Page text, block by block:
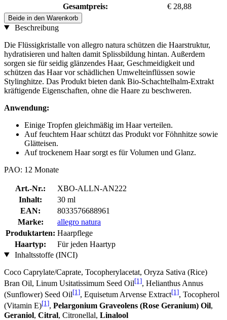
Gesamtpreis:
€ 28,88
Beide in den Warenkorb
Beschreibung
Die Flüssigkristalle von allegro natura schützen die Haarstruktur,
hydratisieren und halten damit Splissbildung hintan. Außerdem
sorgen sie für seidig glänzendes Haar, Geschmeidigkeit und
schützen das Haar vor schädlichen Umwelteinflüssen sowie
Stylinghitze. Das Produkt bieten dank Bio-Schachtelhalm-Extrakt
kräftigende Eigenschaften, ohne die Haare zu beschweren.
Anwendung:
Einige Tropfen gleichmäßig im Haar verteilen.
Auf feuchtem Haar schützt das Produkt vor Föhnhitze sowie
Glätteisen.
Auf trockenem Haar sorgt es für Volumen und Glanz.
PAO: 12 Monate
Art.-Nr.:
XBO-ALLN-AN222
Inhalt:
30 ml
EAN:
8033576688961
Marke:
allegro natura
Produktarten: Haarpflege
Haartyp:
Für jeden Haartyp
Inhaltsstoffe (INCI)
Coco Caprylate/Caprate, Tocopherylacetat, Oryza Sativa (Rice)
Bran Oil, Linum Usitatissimum Seed Oil[1], Helianthus Annus
(Sunflower) Seed Oil[1], Equisetum Arvense Extract[1], Tocopherol
(Vitamin E)[1], Pelargonium Graveolens (Rose Geranium) Oil,
Geraniol, Citral, Citronellal, Linalool